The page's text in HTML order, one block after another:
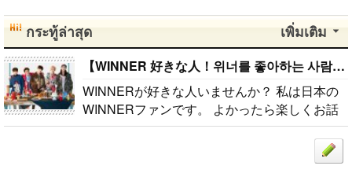
2017.10.26
WINNERが好
きな人いませ
んか？ 私は
日本のWINN
ERファンで
เพิ่มเติม
กระทู้ล่าสุด
【WINNER 好きな人！위너를 좋아하는 사람！♡】
WINNERが好きな人いませんか？ 私は日本の
WINNERファンです。 よかったら楽しくお話
しましょう！ 気軽にメッセージください^o^ 위
너 좋아하는 사람 있읍니까? 꼭 친하게 지네고
싶어요! 선뜻 메시지 주세요^o^ People who like